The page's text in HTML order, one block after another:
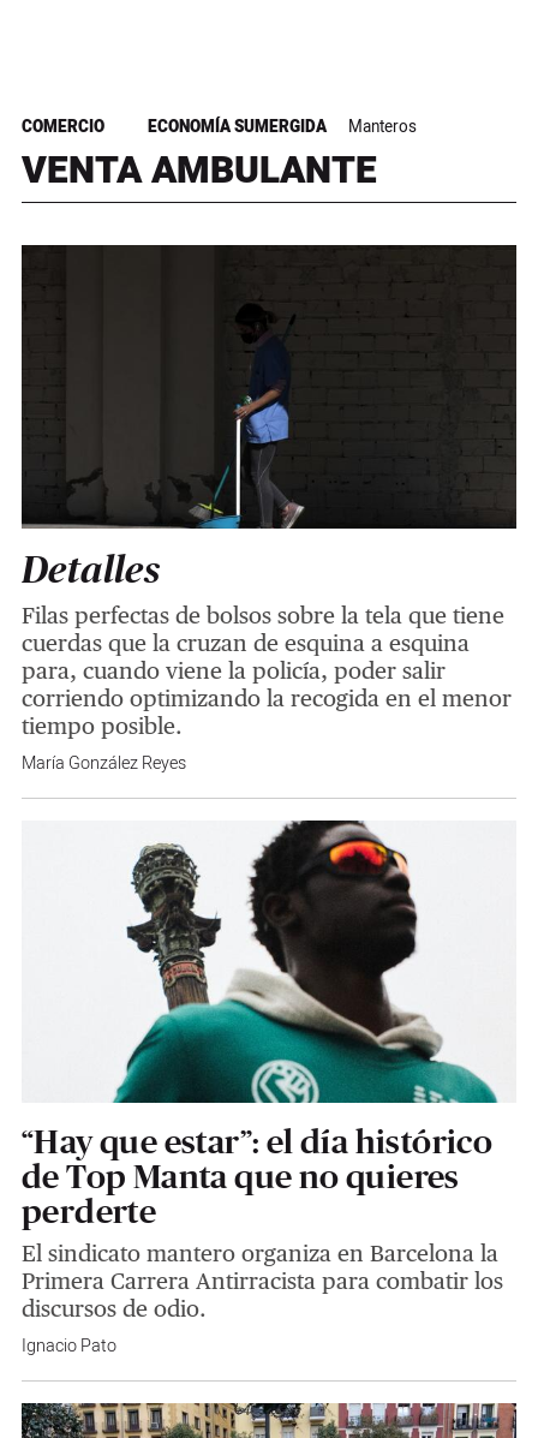
COMERCIO ECONOMÍA SUMERGIDA Manteros
VENTA AMBULANTE
Detalles
Filas perfectas de bolsos sobre la tela que tiene
cuerdas que la cruzan de esquina a esquina
para, cuando viene la policía, poder salir
corriendo optimizando la recogida en el menor
tiempo posible.
María González Reyes
“Hay que estar”: el día histórico
de Top Manta que no quieres
perderte
El sindicato mantero organiza en Barcelona la
Primera Carrera Antirracista para combatir los
discursos de odio.
Ignacio Pato